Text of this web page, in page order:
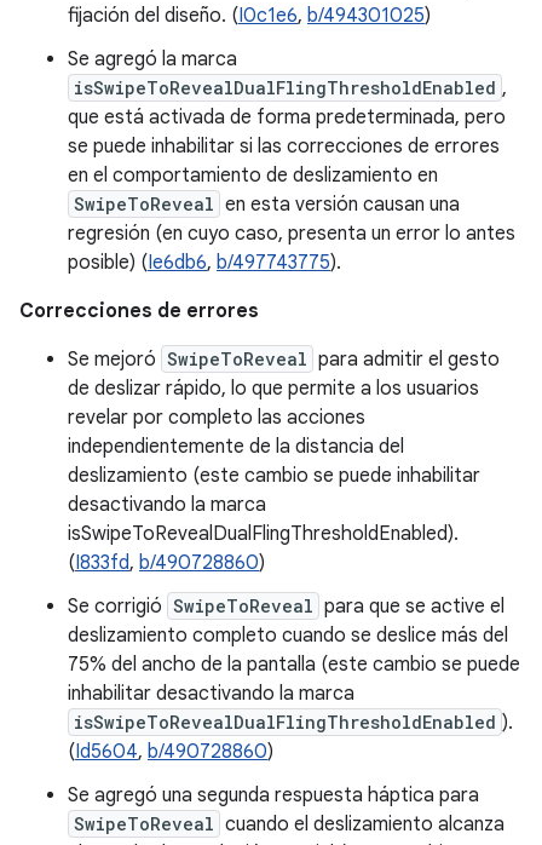
fijación del diseño. (I0c1e6, b/494301025)
Se agregó la marca
isSwipeToRevealDualFlingThresholdEnabled ,
que está activada de forma predeterminada, pero
se puede inhabilitar si las correcciones de errores
en el comportamiento de deslizamiento en
SwipeToReveal en esta versión causan una
regresión (en cuyo caso, presenta un error lo antes
posible) (Ie6db6, b/497743775).
Correcciones de errores
Se mejoró SwipeToReveal para admitir el gesto
de deslizar rápido, lo que permite a los usuarios
revelar por completo las acciones
independientemente de la distancia del
deslizamiento (este cambio se puede inhabilitar
desactivando la marca
isSwipeToRevealDualFlingThresholdEnabled).
(I833fd, b/490728860)
Se corrigió SwipeToReveal para que se active el
deslizamiento completo cuando se deslice más del
75% del ancho de la pantalla (este cambio se puede
inhabilitar desactivando la marca
isSwipeToRevealDualFlingThresholdEnabled ).
(Id5604, b/490728860)
Se agregó una segunda respuesta háptica para
SwipeToReveal cuando el deslizamiento alcanza